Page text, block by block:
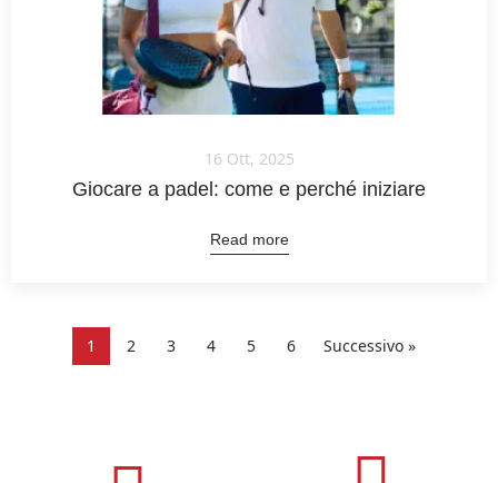
16 Ott, 2025
Giocare a padel: come e perché iniziare
Read more
1 2 3 4 5 6 Successivo »